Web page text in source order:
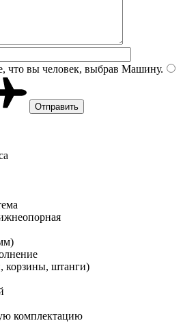
что вы человек, выбрав Машину.
корзины, штанги)
комплектацию